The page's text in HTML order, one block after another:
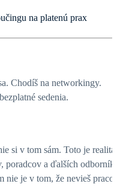
na platenú prax
Chodíš na networkingy.
sedenia.
si v tom sám. Toto je realita
poradcov a ďalších
nie je v tom, že nevieš